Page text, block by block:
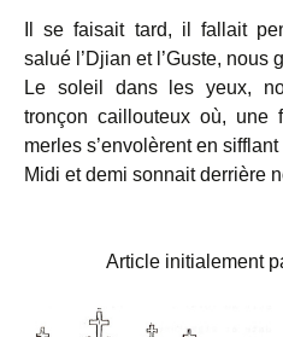
Il se faisait tard, il fallait
salué l’Djian et l’Guste, nous
Le soleil dans les yeux,
tronçon caillouteux où, une
merles s’envolèrent en
Midi et demi sonnait derrière
Article initialement